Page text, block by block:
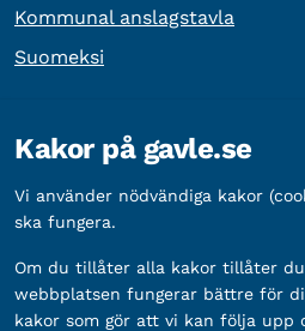
Kommunal anslagstavla
Suomeksi
Organisationsnummer: 212000-
Bankgironummer: 5888-2333
Kakor på gavle.se
Vi använder nödvändiga kakor
ska fungera.
Om du tillåter alla kakor tillåter
webbplatsen fungerar bättre för
kakor som gör att vi kan följa upp